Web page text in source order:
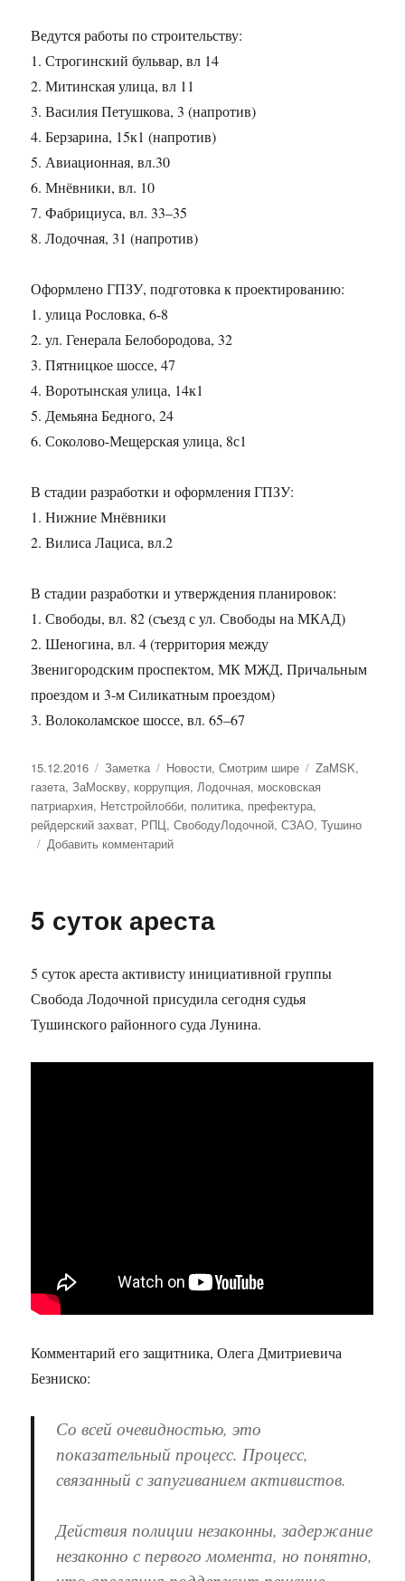
Ведутся работы по строительству:
1. Строгинский бульвар, вл 14
2. Митинская улица, вл 11
3. Василия Петушкова, 3 (напротив)
4. Берзарина, 15к1 (напротив)
5. Авиационная, вл.30
6. Мнёвники, вл. 10
7. Фабрициуса, вл. 33–35
8. Лодочная, 31 (напротив)
Оформлено ГПЗУ, подготовка к проектированию:
1. улица Рословка, 6-8
2. ул. Генерала Белобородова, 32
3. Пятницкое шоссе, 47
4. Воротынская улица, 14к1
5. Демьяна Бедного, 24
6. Соколово-Мещерская улица, 8с1
В стадии разработки и оформления ГПЗУ:
1. Нижние Мнёвники
2. Вилиса Лациса, вл.2
В стадии разработки и утверждения планировок:
1. Свободы, вл. 82 (съезд с ул. Свободы на МКАД)
2. Шеногина, вл. 4 (территория между
Звенигородским проспектом, МК МЖД, Причальным
проездом и 3-м Силикатным проездом)
3. Волоколамское шоссе, вл. 65–67
Опубликовано
15.12.2016 Формат
Заметка Рубрики
Новости,Смотрим шире Метки
ZaMSK,
газета,ЗаМоскву, коррупция,Лодочная, московская
патриархия, Нетстройлобби, политика, префектура,
рейдерский захват, РПЦ,СвободуЛодочной,СЗАО,Тушино
Добавить комментарий
храма
вас
под
5 суток ареста
5 суток ареста активисту инициативной группы
Свобода Лодочной присудила сегодня судья
Тушинского районного суда Лунина.
Комментарий его защитника, Олега Дмитриевича
Безниско:
Со всей очевидностью, это
показательный процесс. Процесс,
связанный с запугиванием активистов.
Действия полиции незаконны, задержание
незаконно с первого момента, но понятно,